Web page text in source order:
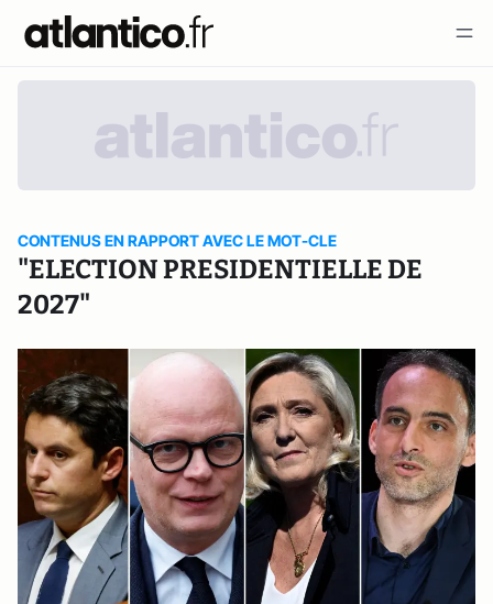
CONTENUS EN RAPPORT AVEC LE MOT-CLE
"ELECTION PRESIDENTIELLE DE
2027"